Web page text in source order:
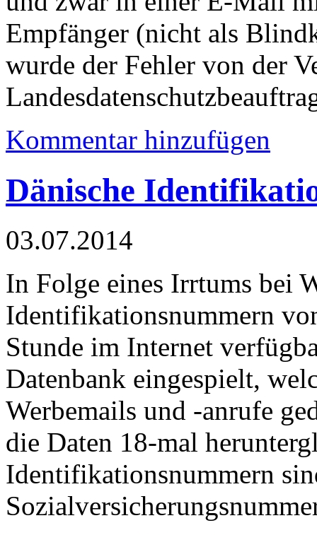
Empfänger (nicht als
wurde der Fehler von der
Kommentar hinzufügen
Dänische
03.07.2014
In Folge eines Irrtums bei
Identifikationsnummern
Stunde im Internet
Datenbank eingespielt,
Werbemails und -anrufe
die Daten 18-mal
Identifikationsnummern